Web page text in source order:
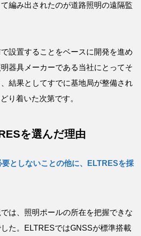
編み出されたのが道路照明の遠隔監
設置することをベースに開発を進め
器具メーカーである当社にとってそ
結果としてすでに基地局が整備され
り着いた次第です。
を選んだ理由
としないことの他に、ELTRESを採
は、照明ポールの所在を把握できな
た。ELTRESではGNSSが標準搭載